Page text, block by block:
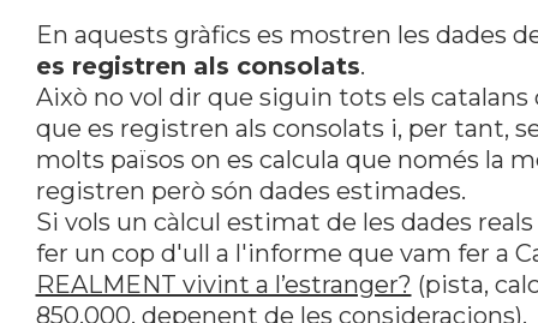
En aquests gràfics es mostren les dades
es registren als consolats.
Això no vol dir que siguin tots els
que es registren als consolats i, per tant,
molts països on es calcula que només la
registren però són dades estimades.
Si vols un càlcul estimat de les dades
fer un cop d'ull a l'informe que vam fer a
REALMENT vivint a l’estranger? (pista,
850.000, depenent de les consideracions).